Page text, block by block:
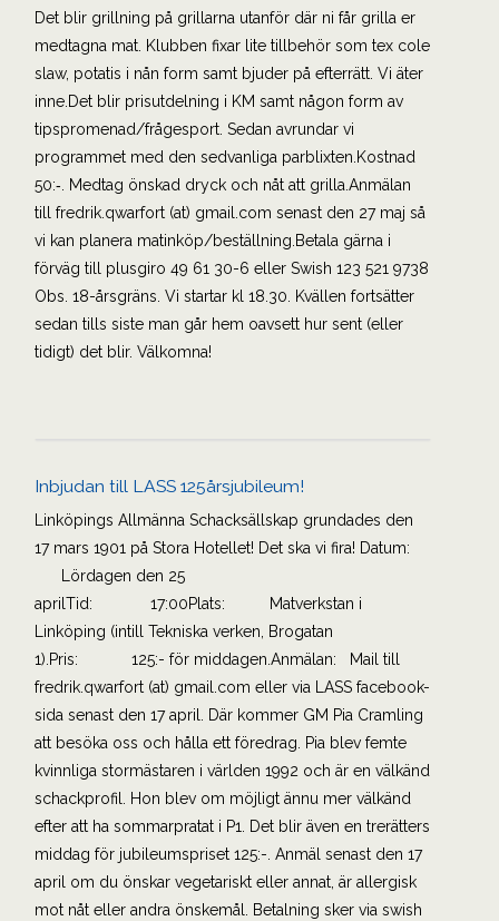
Det blir grillning på grillarna utanför där ni får grilla er
medtagna mat. Klubben fixar lite tillbehör som tex cole
slaw, potatis i nån form samt bjuder på efterrätt. Vi äter
inne.Det blir prisutdelning i KM samt någon form av
tipspromenad/frågesport. Sedan avrundar vi
programmet med den sedvanliga parblixten.Kostnad
50:‐. Medtag önskad dryck och nåt att grilla.Anmälan
till fredrik.qwarfort (at) gmail.com senast den 27 maj så
vi kan planera matinköp/beställning.Betala gärna i
förväg till plusgiro 49 61 30-6 eller Swish 123 521 9738
Obs. 18-årsgräns. Vi startar kl 18.30. Kvällen fortsätter
sedan tills siste man går hem oavsett hur sent (eller
tidigt) det blir. Välkomna!
Inbjudan till LASS 125årsjubileum!
Linköpings Allmänna Schacksällskap grundades den
17 mars 1901 på Stora Hotellet! Det ska vi fira! Datum:
Lördagen den 25
aprilTid: 17:00Plats: Matverkstan i
Linköping (intill Tekniska verken, Brogatan
1).Pris: 125:- för middagen.Anmälan: Mail till
fredrik.qwarfort (at) gmail.com eller via LASS facebook-
sida senast den 17 april. Där kommer GM Pia Cramling
att besöka oss och hålla ett föredrag. Pia blev femte
kvinnliga stormästaren i världen 1992 och är en välkänd
schackprofil. Hon blev om möjligt ännu mer välkänd
efter att ha sommarpratat i P1. Det blir även en trerätters
middag för jubileumspriset 125:-. Anmäl senast den 17
april om du önskar vegetariskt eller annat, är allergisk
mot nåt eller andra önskemål. Betalning sker via swish